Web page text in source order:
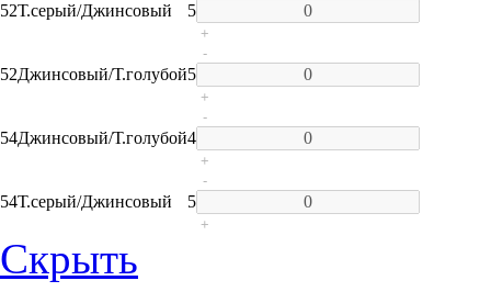
52Т.серый/Джинсовый 5
+
52Джинсовый/Т.голубой5
-
+
54Джинсовый/Т.голубой4
-
+
54Т.серый/Джинсовый 5
-
+
Скрыть